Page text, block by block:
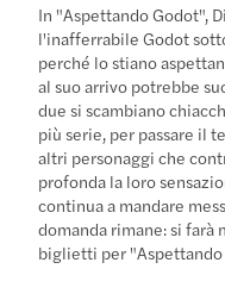
In "Aspettando Godot",
l'inafferrabile Godot
perché lo stiano
al suo arrivo potrebbe
due si scambiano
più serie, per passare il
altri personaggi che
profonda la loro
continua a mandare
domanda rimane: si farà
biglietti per